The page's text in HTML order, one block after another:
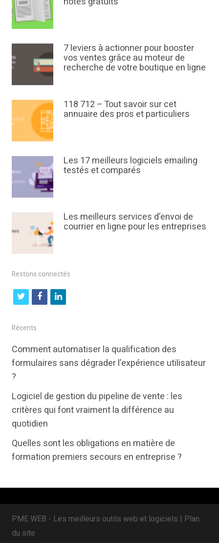
7 leviers à actionner pour booster
vos ventes grâce au moteur de
recherche de votre boutique en ligne
118 712 – Tout savoir sur cet
annuaire des pros et particuliers
Les 17 meilleurs logiciels emailing
testés et comparés
Les meilleurs services d’envoi de
courrier en ligne pour les entreprises
Restons connectés
t
i
t
r
f
b
k
l
k
e
n
Récents
Comment automatiser la qualification des
formulaires sans dégrader l’expérience utilisateur
?
Logiciel de gestion du pipeline de vente : les
critères qui font vraiment la différence au
quotidien
Quelles sont les obligations en matière de
formation premiers secours en entreprise ?
PME WEB - Les meilleurs outils web et logiciels | Plan
du site